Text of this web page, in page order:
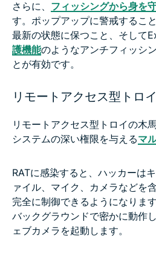
さらに、 フィッシングから身を
す。ポップアップに警戒するこ
最新の状態に保つこと、そして
護機能のようなアンチフィッシ
とが有効です。
リモートアクセス型トロ
リモートアクセス型トロイの木
システムの深い権限を与えるマ
RATに感染すると、ハッカーは
ァイル、マイク、カメラなどを
完全に制御できるようになりま
バックグラウンドで密かに動作
ェブカメラを起動します。